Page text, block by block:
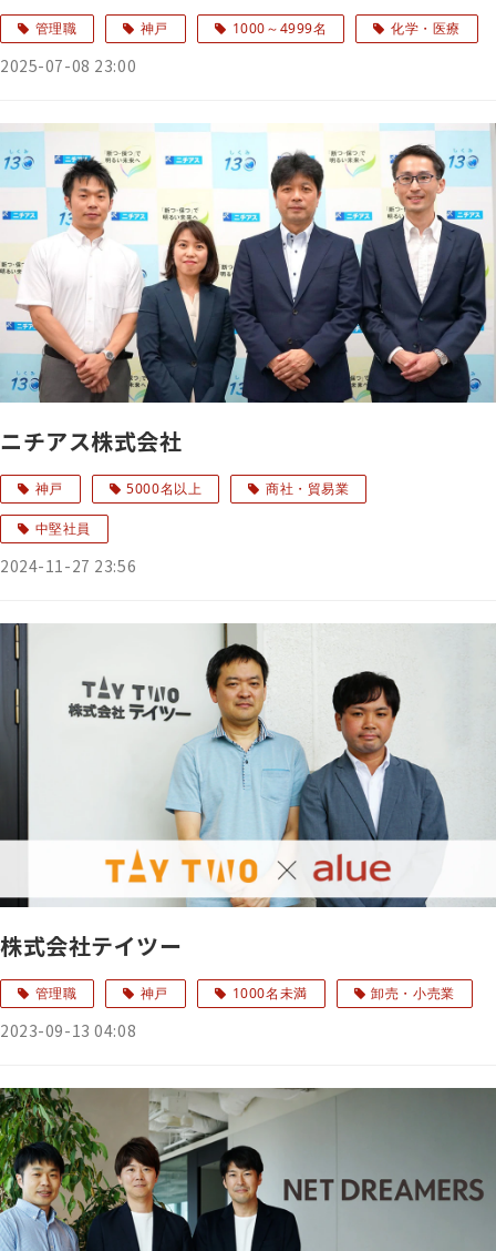
管理職 神戸 1000～4999名 化学・医療
2025-07-08 23:00
ニチアス株式会社
神戸 5000名以上 商社・貿易業
中堅社員
2024-11-27 23:56
株式会社テイツー
管理職 神戸 1000名未満 卸売・小売業
2023-09-13 04:08